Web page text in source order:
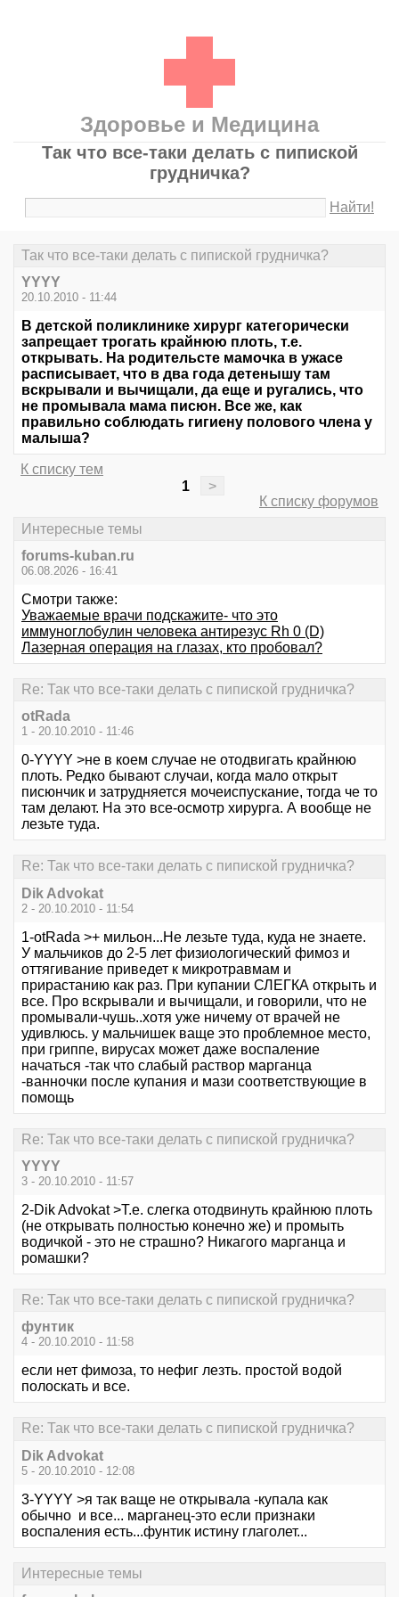
Здоровье и Медицина
Так что все-таки делать с пипиской
грудничка?
Найти!
Так что все-таки делать с пипиской грудничка?
YYYY
20.10.2010 - 11:44
В детской поликлинике хирург категорически
запрещает трогать крайнюю плоть, т.е.
открывать. На родительсте мамочка в ужасе
расписывает, что в два года детенышу там
вскрывали и вычищали, да еще и ругались, что
не промывала мама писюн. Все же, как
правильно соблюдать гигиену полового члена у
малыша?
К списку тем
1
>
К списку форумов
Интересные темы
forums-kuban.ru
06.08.2026 - 16:41
Смотри также:
Уважаемые врачи подскажите- что это
иммуноглобулин человека антирезус Rh 0 (D)
Лазерная операция на глазах, кто пробовал?
Re: Так что все-таки делать с пипиской грудничка?
otRada
1 - 20.10.2010 - 11:46
0-YYYY >не в коем случае не отодвигать крайнюю
плоть. Редко бывают случаи, когда мало открыт
писюнчик и затрудняется мочеиспускание, тогда че то
там делают. На это все-осмотр хирурга. А вообще не
лезьте туда.
Re: Так что все-таки делать с пипиской грудничка?
Dik Advokat
2 - 20.10.2010 - 11:54
1-otRada >+ мильон...Не лезьте туда, куда не знаете.
У мальчиков до 2-5 лет физиологический фимоз и
оттягивание приведет к микротравмам и
прирастанию как раз. При купании СЛЕГКА открыть и
все. Про вскрывали и вычищали, и говорили, что не
промывали-чушь..хотя уже ничему от врачей не
удивлюсь. у мальчишек ваще это проблемное место,
при гриппе, вирусах может даже воспаление
начаться -так что слабый раствор марганца
-ванночки после купания и мази соответствующие в
помощь
Re: Так что все-таки делать с пипиской грудничка?
YYYY
3 - 20.10.2010 - 11:57
2-Dik Advokat >Т.е. слегка отодвинуть крайнюю плоть
(не открывать полностью конечно же) и промыть
водичкой - это не страшно? Никагого марганца и
ромашки?
Re: Так что все-таки делать с пипиской грудничка?
фунтик
4 - 20.10.2010 - 11:58
если нет фимоза, то нефиг лезть. простой водой
полоскать и все.
Re: Так что все-таки делать с пипиской грудничка?
Dik Advokat
5 - 20.10.2010 - 12:08
3-YYYY >я так ваще не открывала -купала как
обычно и все... марганец-это если признаки
воспаления есть...фунтик истину глаголет...
Интересные темы